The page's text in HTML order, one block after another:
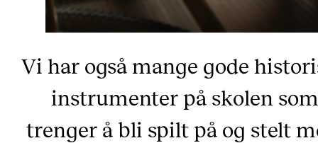
Vi har også mange gode
instrumenter på skolen som
trenger å bli spilt på og stelt